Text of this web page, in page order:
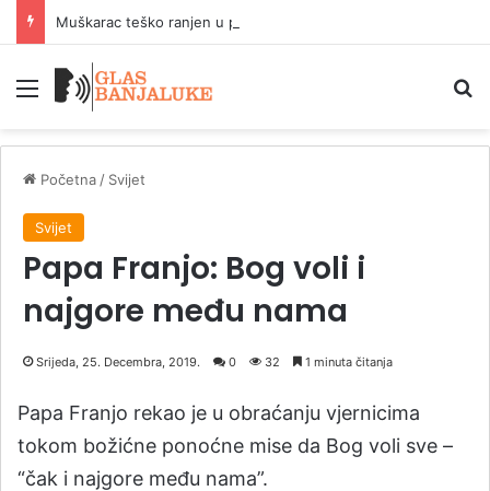
Muškarac teško ranjen u pucnjavi u Brčkom
Meni
Početna / Svijet
Svijet
Papa Franjo: Bog voli i
najgore među nama
Srijeda, 25. Decembra, 2019. 0 32 1 minuta čitanja
Papa Franjo rekao je u obraćanju vjernicima
tokom božićne ponoćne mise da Bog voli sve –
“čak i najgore među nama”.